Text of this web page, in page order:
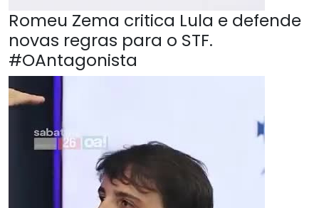
Romeu Zema critica Lula e defende
novas regras para o STF.
#OAntagonista